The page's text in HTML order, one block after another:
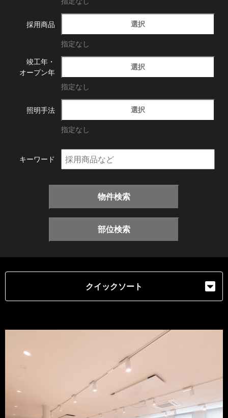
採用商品 選択
指定なし
竣工年・
オープン年
選択
指定なし
照明手法 選択
指定なし
キーワード
物件検索
部位検索
クイックソート